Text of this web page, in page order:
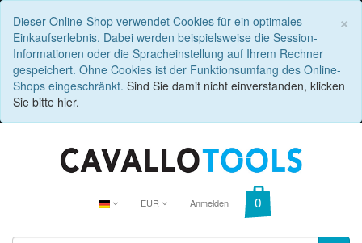
×
Dieser Online-Shop verwendet Cookies für ein optimales
Einkaufserlebnis. Dabei werden beispielsweise die Session-
Informationen oder die Spracheinstellung auf Ihrem Rechner
gespeichert. Ohne Cookies ist der Funktionsumfang des Online-
Shops eingeschränkt. Sind Sie damit nicht einverstanden, klicken
Sie bitte hier.
EUR Anmelden